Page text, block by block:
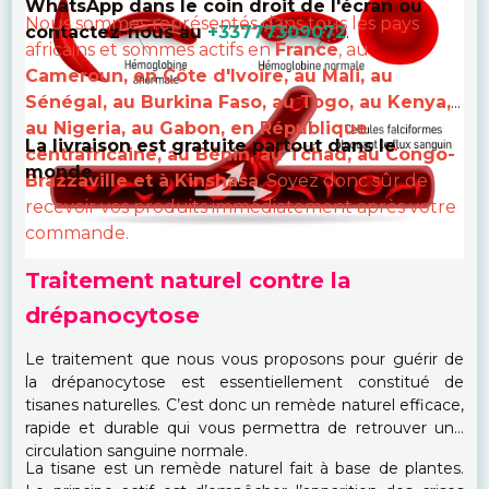
WhatsApp dans le coin droit de l'écran ou
contactez-nous au+33777309072.
Nous sommes représentés dans tous les pays
africains et sommes actifs enFrance, au
Cameroun, en Côte d'Ivoire, au Mali, au
Sénégal, au Burkina Faso, au Togo, au Kenya,
au Nigeria, au Gabon, en République
centrafricaine, au Bénin, au Tchad, au Congo-
Brazzaville et à Kinshasa. Soyez donc sûr de
recevoir vos produits immédiatement après votre
commande.
La livraison est gratuite partout dans le
monde.
Traitement naturel contre la
drépanocytose
Le traitement que nous vous proposons pour guérir de
la drépanocytose est essentiellement constitué de
tisanes naturelles. C’est donc un remède naturel efficace,
rapide et durable qui vous permettra de retrouver une
circulation sanguine normale.
La tisane est un remède naturel fait à base de plantes.